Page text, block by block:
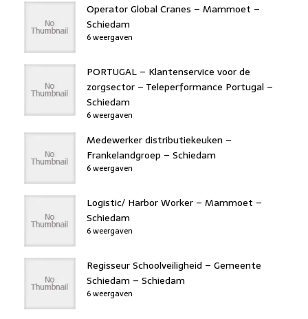
Operator Global Cranes – Mammoet –
Schiedam
6 weergaven
PORTUGAL – Klantenservice voor de
zorgsector – Teleperformance Portugal –
Schiedam
6 weergaven
Medewerker distributiekeuken –
Frankelandgroep – Schiedam
6 weergaven
Logistic/ Harbor Worker – Mammoet –
Schiedam
6 weergaven
Regisseur Schoolveiligheid – Gemeente
Schiedam – Schiedam
6 weergaven